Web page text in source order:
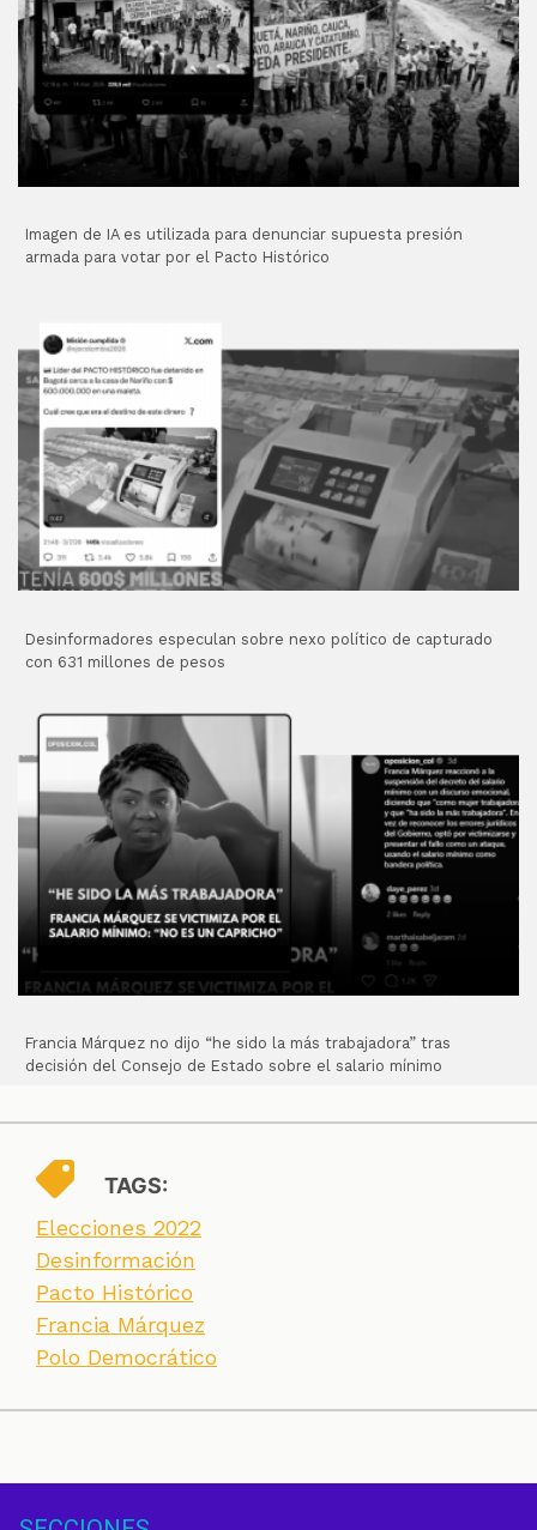
Imagen de IA es utilizada para denunciar supuesta presión
armada para votar por el Pacto Histórico
Desinformadores especulan sobre nexo político de capturado
con 631 millones de pesos
Francia Márquez no dijo “he sido la más trabajadora” tras
decisión del Consejo de Estado sobre el salario mínimo
TAGS:
Elecciones 2022
Desinformación
Pacto Histórico
Francia Márquez
Polo Democrático